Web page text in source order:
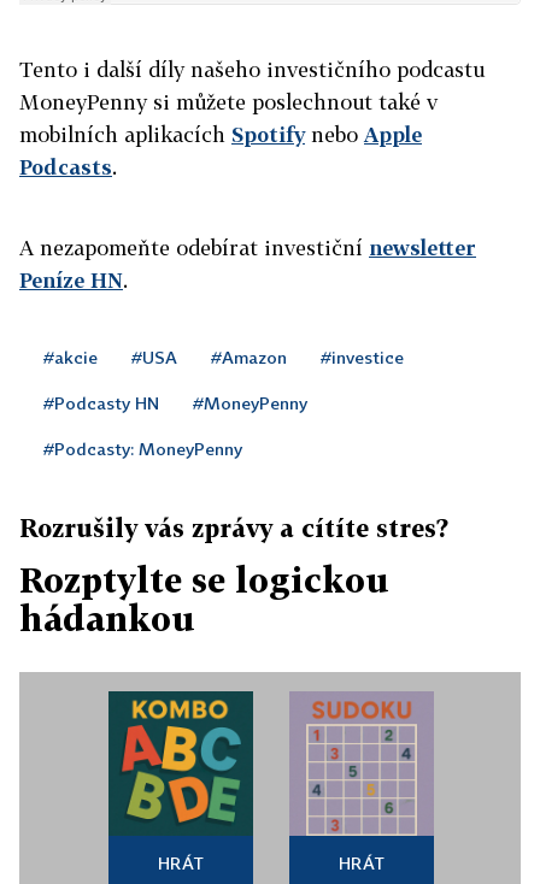
Tento i další díly našeho investičního podcastu
MoneyPenny si můžete poslechnout také v
mobilních aplikacích Spotifynebo Apple
Podcasts.
A nezapomeňte odebírat investiční newsletter
Peníze HN.
#akcie #USA #Amazon #investice
#Podcasty HN #MoneyPenny
#Podcasty: MoneyPenny
Rozrušily vás zprávy a cítíte stres?
Rozptylte se logickou
hádankou
HRÁT HRÁT